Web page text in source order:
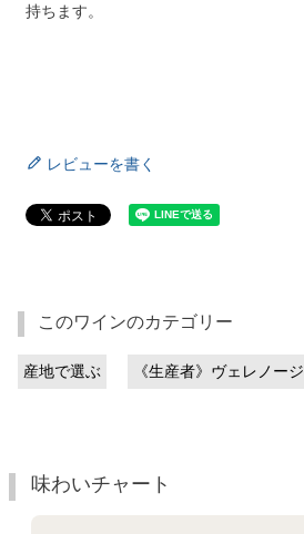
持ちます。
レビューを書く
このワインのカテゴリー
産地で選ぶ 《生産者》ヴェレノージ
味わいチャート